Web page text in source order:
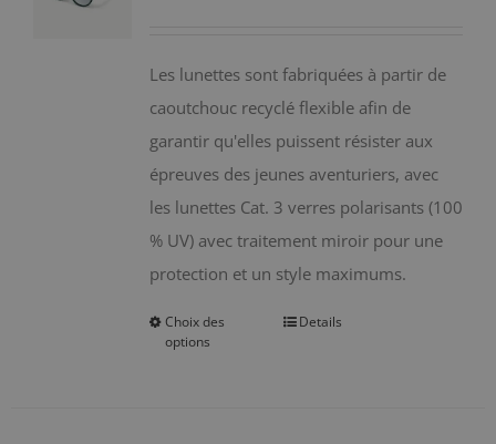
être
choisies
sur
la
page
du
produit
Les lunettes sont fabriquées à partir de
caoutchouc recyclé flexible afin de
garantir qu'elles puissent résister aux
épreuves des jeunes aventuriers, avec
les lunettes Cat. 3 verres polarisants (100
% UV) avec traitement miroir pour une
protection et un style maximums.
Choix des
options
CeDetails